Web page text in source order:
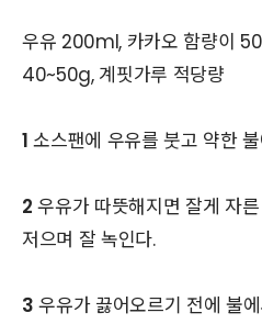
우유 200ml, 카카오 함량이
40~50g, 계핏가루 적당량
1 소스팬에 우유를 붓고 약한
2 우유가 따뜻해지면 잘게 자
저으며 잘 녹인다.
3 우유가 끓어오르기 전에 불